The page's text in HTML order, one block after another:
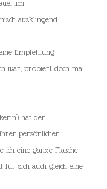
ausklingend
Empfehlung
war, probiert doch mal
hat der
persönlichen
ich eine ganze Flasche
für sich auch gleich eine